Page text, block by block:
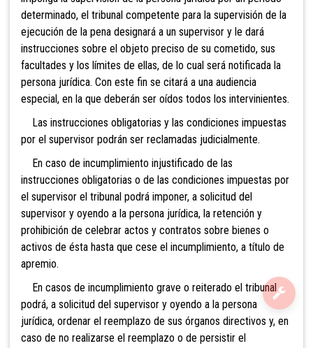
determinado, el tribunal competente para la supervisión de la
ejecución de la pena designará a un supervisor y le dará
instrucciones sobre el objeto preciso de su cometido, sus
facultades y los límites de ellas, de lo cual será notificada la
persona jurídica. Con este fin se citará a una audiencia
especial, en la que deberán ser oídos todos los intervinientes.
Las instrucciones obligatorias y las condiciones impuestas
por el supervisor podrán ser reclamadas judicialmente.
En caso de incumplimiento injustificado de las
instrucciones obligatorias o de las condiciones impuestas por
el supervisor el tribunal podrá imponer, a solicitud del
supervisor y oyendo a la persona jurídica, la retención y
prohibición de celebrar actos y contratos sobre bienes o
activos de ésta hasta que cese el incumplimiento, a título de
apremio.
En casos de incumplimiento grave o reiterado el tribunal
podrá, a solicitud del supervisor y oyendo a la persona
jurídica, ordenar el reemplazo de sus órganos directivos y, en
caso de no realizarse el reemplazo o de persistir el